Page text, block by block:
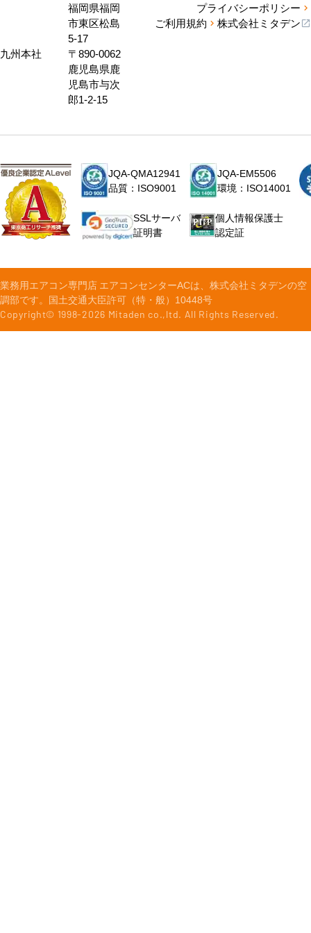
福岡県福岡
市東区松島
5-17
九州本社
〒890-0062
鹿児島県鹿
児島市与次
郎1-2-15
プライバシーポリシー
ご利用規約
株式会社ミタデン
JQA-QMA12941
品質：ISO9001
JQA-EM5506
環境：ISO14001
SSLサーバ
証明書
個人情報保護士
認定証
業務用エアコン専門店 エアコンセンターACは、株式会社ミタデンの空
調部です。国土交通大臣許可（特・般）10448号
Copyright© 1998-2026 Mitaden co.,ltd. All Rights Reserved.